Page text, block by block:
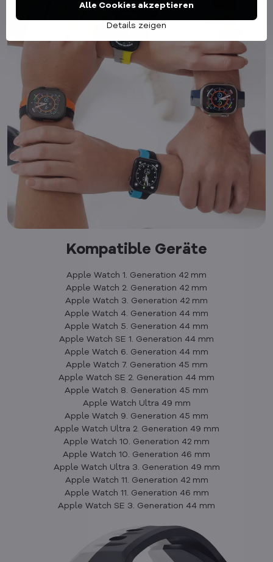
Kompatible Geräte
Apple Watch 1. Generation 42 mm
Apple Watch 2. Generation 42 mm
Apple Watch 3. Generation 42 mm
Apple Watch 4. Generation 44 mm
Apple Watch 5. Generation 44 mm
Apple Watch SE 1. Generation 44 mm
Apple Watch 6. Generation 44 mm
Apple Watch 7. Generation 45 mm
Apple Watch SE 2. Generation 44 mm
Apple Watch 8. Generation 45 mm
Apple Watch Ultra 49 mm
Apple Watch 9. Generation 45 mm
Apple Watch Ultra 2. Generation 49 mm
Apple Watch 10. Generation 42 mm
Apple Watch 10. Generation 46 mm
Apple Watch Ultra 3. Generation 49 mm
Apple Watch 11. Generation 42 mm
Apple Watch 11. Generation 46 mm
Apple Watch SE 3. Generation 44 mm
Details zeigen
Alle Cookies akzeptieren